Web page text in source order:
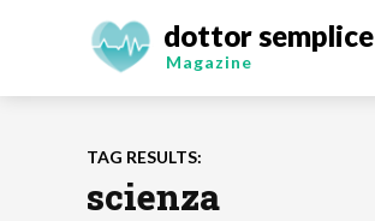
dottor semplice
Magazine
TAG RESULTS:
scienza